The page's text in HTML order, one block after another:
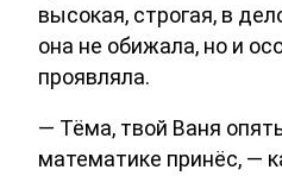
высокая, строгая, в
она не обижала, но и
проявляла.
— Тёма, твой Ваня
математике принёс, —